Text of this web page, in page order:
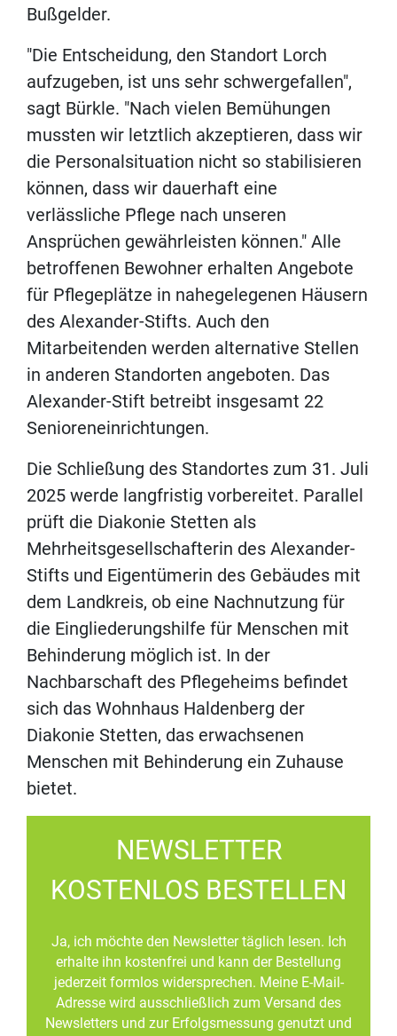
Bußgelder.
"Die Entscheidung, den Standort Lorch
aufzugeben, ist uns sehr schwergefallen",
sagt Bürkle. "Nach vielen Bemühungen
mussten wir letztlich akzeptieren, dass wir
die Personalsituation nicht so stabilisieren
können, dass wir dauerhaft eine
verlässliche Pflege nach unseren
Ansprüchen gewährleisten können." Alle
betroffenen Bewohner erhalten Angebote
für Pflegeplätze in nahegelegenen Häusern
des Alexander-Stifts. Auch den
Mitarbeitenden werden alternative Stellen
in anderen Standorten angeboten. Das
Alexander-Stift betreibt insgesamt 22
Senioreneinrichtungen.
Die Schließung des Standortes zum 31. Juli
2025 werde langfristig vorbereitet. Parallel
prüft die Diakonie Stetten als
Mehrheitsgesellschafterin des Alexander-
Stifts und Eigentümerin des Gebäudes mit
dem Landkreis, ob eine Nachnutzung für
die Eingliederungshilfe für Menschen mit
Behinderung möglich ist. In der
Nachbarschaft des Pflegeheims befindet
sich das Wohnhaus Haldenberg der
Diakonie Stetten, das erwachsenen
Menschen mit Behinderung ein Zuhause
bietet.
NEWSLETTER
KOSTENLOS BESTELLEN
Ja, ich möchte den Newsletter täglich lesen. Ich
erhalte ihn kostenfrei und kann der Bestellung
jederzeit formlos widersprechen. Meine E-Mail-
Adresse wird ausschließlich zum Versand des
Newsletters und zur Erfolgsmessung genutzt und